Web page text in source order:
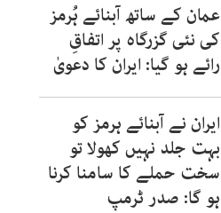
عمان کے ساتھ آبنائے ہُرمز
کی نئی گزرگاہ پر اتفاقِ
رائے ہو گیا: ایران کا دعویٰ
ایران نے آبنائے ہرمز کو
بہت جلد نہیں کھولا تو
سخت حملے کا سامنا کرنا
ہو گا: صدر ٹرمپ